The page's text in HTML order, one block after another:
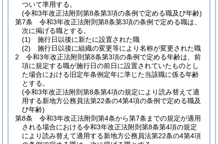
ついて準用する。
(令和3年改正法附則第8条第3項の条例で定める職及び年齢)
第7条
令和3年改正法附則第8条第3項の条例で定める職は、
次に掲げる職とする。
(1)
施行日以後に新たに設置された職
(2)
施行日以後に組織の変更等により名称が変更された職
2
令和3年改正法附則第8条第3項の条例で定める年齢は、前
項に規定する職が施行日の前日に設置されていたものとし
た場合における旧定年条例定年に準じた当該職に係る年齢
とする。
(令和3年改正法附則第8条第4項の規定により読み替えて適
用する新地方公務員法第22条の4第4項の条例で定める職及
び年齢)
第8条
令和3年改正法附則第4条から第7条までの規定が適用
される場合における令和3年改正法附則第8条第4項の規定
により読み替えて適用する新地方公務員法第22条の4第4項